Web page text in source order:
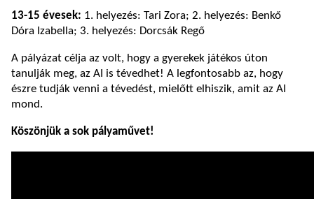
13-15 évesek: 1. helyezés: Tari Zora; 2. helyezés: Benkő
Dóra Izabella; 3. helyezés: Dorcsák Regő
A pályázat célja az volt, hogy a gyerekek játékos úton
tanulják meg, az AI is tévedhet! A legfontosabb az, hogy
észre tudják venni a tévedést, mielőtt elhiszik, amit az AI
mond.
Köszönjük a sok pályaművet!